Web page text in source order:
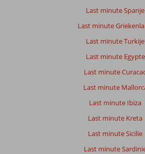
Last minute Spanje
Last minute
Last minute Turkije
Last minute Egypte
Last minute
Last minute
Last minute Ibiza
Last minute Kreta
Last minute Sicilie
Last minute